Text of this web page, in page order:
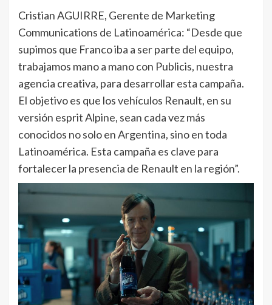
Cristian AGUIRRE, Gerente de Marketing
Communications de Latinoamérica: “Desde que
supimos que Franco iba a ser parte del equipo,
trabajamos mano a mano con Publicis, nuestra
agencia creativa, para desarrollar esta campaña.
El objetivo es que los vehículos Renault, en su
versión esprit Alpine, sean cada vez más
conocidos no solo en Argentina, sino en toda
Latinoamérica. Esta campaña es clave para
fortalecer la presencia de Renault en la región”.